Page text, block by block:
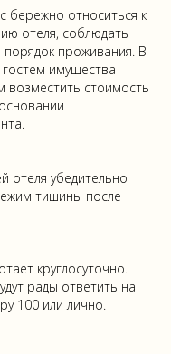
бережно относиться к
отеля, соблюдать
порядок проживания. В
имущества
стоимость
отеля убедительно
тишины после
круглосуточно.
рады ответить на
100 или лично.